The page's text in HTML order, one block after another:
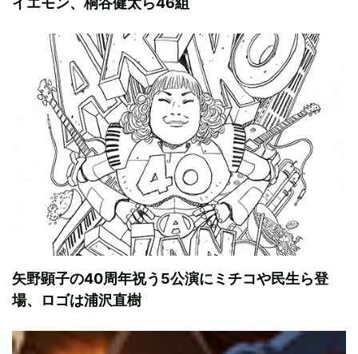
矢野顕子の40周年祝う5公演にミチコや民生ら登
場、ロゴは浦沢直樹